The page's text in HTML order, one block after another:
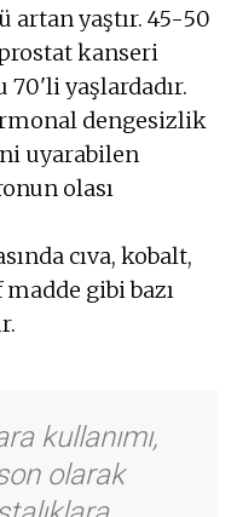
yaştır. 45-50
kanseri
70'li yaşlardadır.
dengesizlik
uyarabilen
olası
cıva, kobalt,
gibi bazı
kullanımı,
olarak